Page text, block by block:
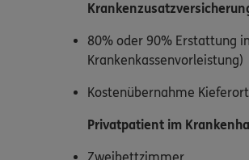
80% oder 90% Erstattung
Krankenkassenvorleistung)
Kostenübernahme
Privatpatient im